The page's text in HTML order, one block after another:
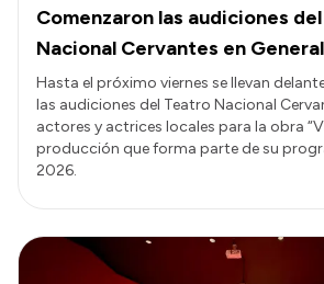
Comenzaron las audiciones
Nacional Cervantes en
Hasta el próximo viernes se llevan
las audiciones del Teatro Nacional
actores y actrices locales para la obra
producción que forma parte de su
2026.